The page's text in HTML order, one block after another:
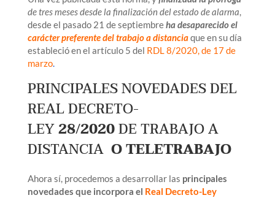
de tres meses desde la finalización del estado de alarma,
desde el pasado 21 de septiembreha desaparecido el
carácter preferente del trabajo a distanciaque en su día
estableció en el artículo 5 del RDL 8/2020, de 17 de
marzo.
PRINCIPALES NOVEDADES DEL
REAL DECRETO-
LEY28/2020DE TRABAJO A
DISTANCIAO TELETRABAJO
Ahora sí, procedemos a desarrollar las principales
novedades que incorpora el Real Decreto-Ley